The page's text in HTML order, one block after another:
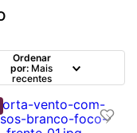
Ordenar
por Mais
recentes